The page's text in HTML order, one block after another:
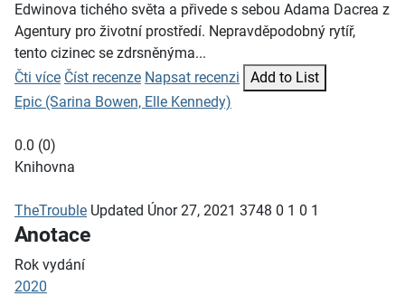
Edwinova tichého světa a přivede s sebou Adama Dacrea z
Agentury pro životní prostředí. Nepravděpodobný rytíř,
tento cizinec se zdrsněnýma...
Čti více Číst recenze Napsat recenzi
Add to List
Epic (Sarina Bowen, Elle Kennedy)
0.0 (0)
Knihovna
TheTrouble Updated Únor 27, 2021 3748 0 1 0 1
Anotace
Rok vydání
2020